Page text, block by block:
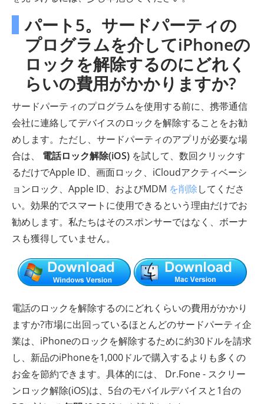
パート5。サードパーティの
プログラムを介してiPhoneの
ロックを解除するのにどれく
らいの費用がかかりますか?
サードパーティのプログラムを使用する前に、携帯通信
会社に連絡してデバイスのロックを解除することをお勧
めします。ただし、サードパーティのアプリが必要な場
合は、 電話ロック解除(iOS) を試して、数回クリックす
るだけでApple ID、画面ロック、iCloudアクティベーシ
ョンロック、Apple ID、およびMDM を削除してくださ
い。効果的でスマートに使用できるという理由だけでお
勧めします。私たちはそのスポンサーではなく、ボーナ
スも獲得していません。
電話のロックを解除するのにどれくらいの費用がかかり
ますか?市場に出回っているほとんどのサードパーティ企
業は、iPhoneのロックを解除するために約30ドルを請求
し、新品のiPhoneを1,000ドルで購入するよりも多くの
お金を節約できます。具体的には、 Dr.Fone - スクリー
ンロック解除(iOS)は、5台のモバイルデバイスと1台の